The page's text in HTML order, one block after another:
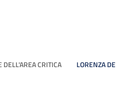
CRITICA
LORENZA DE